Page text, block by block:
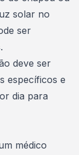
solar no
ser
deve ser
específicos e
dia para
médico